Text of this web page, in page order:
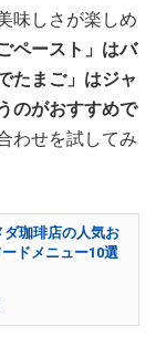
味しさが楽しめ
ペースト」はバ
たまご」はジャ
のがおすすめで
わせを試してみ
ダ珈琲店の人気お
ドメニュー10選